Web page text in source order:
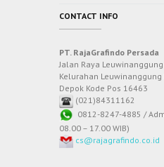
CONTACT INFO
PT. RajaGrafindo Persada
Jalan Raya
Kelurahan
Depok Kode Pos 16463
(021)84311162
0812-8247-4885 /
08.00 – 17.00 WIB)
cs@rajagrafindo.co.id